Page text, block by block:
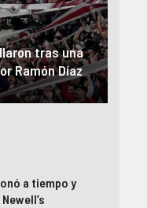
tras una
Ramón Díaz
a tiempo y